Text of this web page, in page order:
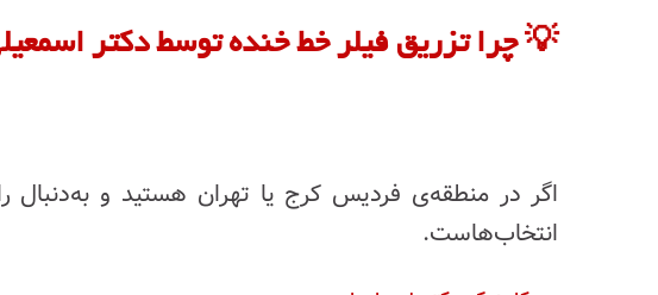
💡 چرا تزریق فیلر خط خنده توسط دکتر
اگر در منطقه‌ی فردیس کرج یا تهران هستید و
انتخاب‌هاست.